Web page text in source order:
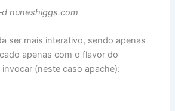
nuneshiggs.com
ser mais interativo, sendo apenas
apenas com o flavor do
(neste caso apache):